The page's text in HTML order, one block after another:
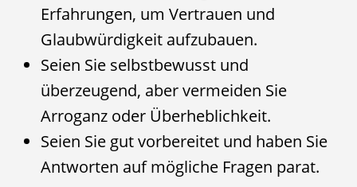
Erfahrungen, um Vertrauen und
Glaubwürdigkeit aufzubauen.
Seien Sie selbstbewusst und
überzeugend, aber vermeiden Sie
Arroganz oder Überheblichkeit.
Seien Sie gut vorbereitet und haben Sie
Antworten auf mögliche Fragen parat.